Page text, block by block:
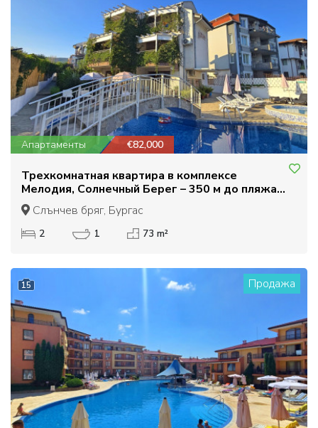
Апартаменты €82,000
Трехкомнатная квартира в комплексе
Мелодия, Солнечный Берег – 350 м до пляжа.
Низкая плата за обслуживание, отличная цена
Слънчев бряг, Бургас
2 1 73 m²
15 Продажа